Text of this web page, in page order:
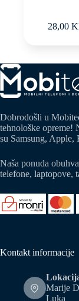
28,00
Dobrodošli u
tehnološke opreme!
su Samsung,
Naša ponuda
telefone, laptopove,
Kontakt informacije
Marije
Luka